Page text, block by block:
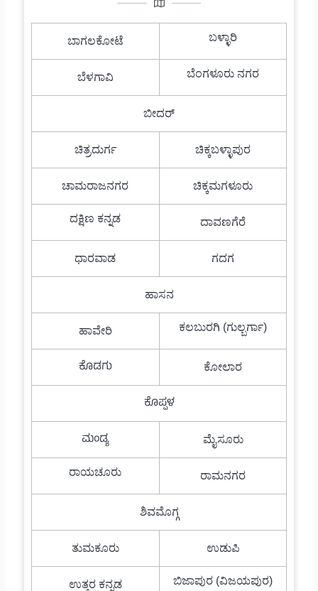
ಬಾಗಲಕೋಟೆ ಬಳ್ಳಾರಿ
ಬೆಳಗಾವಿ ಬೆಂಗಳೂರು ನಗರ
ಬೀದರ್
ಚಿತ್ರದುರ್ಗ ಚಿಕ್ಕಬಳ್ಳಾಪುರ
ಚಾಮರಾಜನಗರ ಚಿಕ್ಕಮಗಳೂರು
ದಕ್ಷಿಣ ಕನ್ನಡ ದಾವಣಗೆರೆ
ಧಾರವಾಡ ಗದಗ
ಹಾಸನ
ಹಾವೇರಿ ಕಲಬುರಗಿ (ಗುಲ್ಬರ್ಗಾ)
ಕೊಡಗು ಕೋಲಾರ
ಕೊಪ್ಪಳ
ಮಂಡ್ಯ
ಮೈಸೂರು
ರಾಯಚೂರು ರಾಮನಗರ
ಶಿವಮೊಗ್ಗ
ತುಮಕೂರು ಉಡುಪಿ
ಉತ್ತರ ಕನ್ನಡ ಬಿಜಾಪುರ (ವಿಜಯಪುರ)